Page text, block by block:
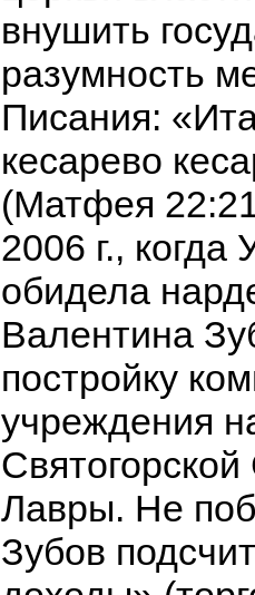
внушить
разумность
Писания:
кесарево
(Матфея
2006 г.,
обидела
Валентина
постройку
учреждения
Лавры. Не
Зубов